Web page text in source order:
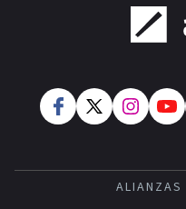
ALIANZAS